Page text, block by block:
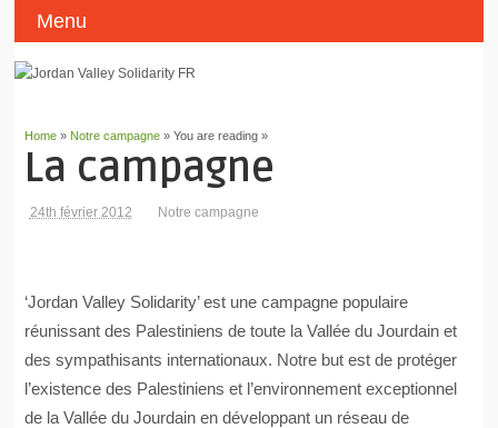
Menu
Home» Notre campagne» You are reading »
La campagne
24th février 2012 Notre campagne
‘Jordan Valley Solidarity’ est une campagne populaire
réunissant des Palestiniens de toute la Vallée du Jourdain et
des sympathisants internationaux. Notre but est de protéger
l’existence des Palestiniens et l’environnement exceptionnel
de la Vallée du Jourdain en développant un réseau de